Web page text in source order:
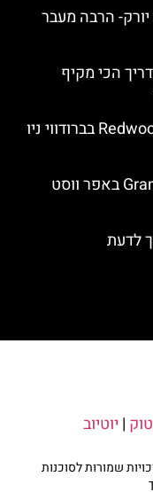
יורק- הרבה מעבר
הכי מקיף
מופע היער האדום – Redwood Broadway בברודווי ניו
שוק הפשפשים – Grand Bazaar NYC באפר ווסט
לדעת
| יוטיוב
שמורות לסוכנות